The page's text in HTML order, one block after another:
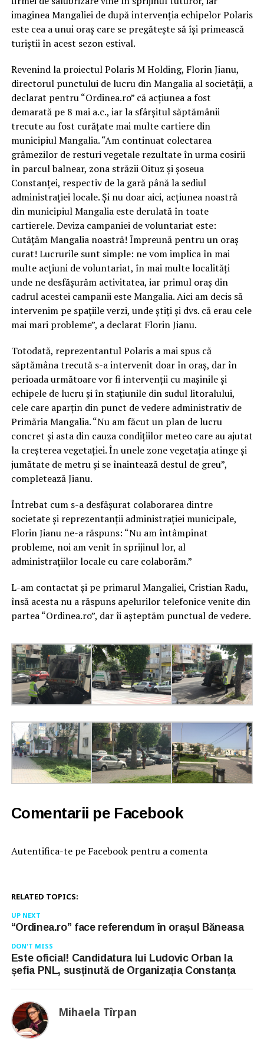
imaginea Mangaliei de după intervenția echipelor Polaris
este cea a unui oraş care se pregăteşte să îşi primească
turiştii în acest sezon estival.
Revenind la proiectul Polaris M Holding, Florin Jianu,
directorul punctului de lucru din Mangalia al societății, a
declarat pentru “Ordinea.ro” că acţiunea a fost
demarată pe 8 mai a.c., iar la sfârşitul săptămânii
trecute au fost curăţate mai multe cartiere din
municipiul Mangalia. “Am continuat colectarea
grămezilor de resturi vegetale rezultate în urma cosirii
în parcul balnear, zona străzii Oituz şi şoseua
Constanţei, respectiv de la gară până la sediul
administraţiei locale. Şi nu doar aici, acţiunea noastră
din municipiul Mangalia este derulată în toate
cartierele. Deviza campaniei de voluntariat este:
Cutăţăm Mangalia noastră! Împreună pentru un oraş
curat! Lucrurile sunt simple: ne vom implica în mai
multe acțiuni de voluntariat, în mai multe localități
unde ne desfăşurăm activitatea, iar primul oraş din
cadrul acestei campanii este Mangalia. Aici am decis să
intervenim pe spaţiile verzi, unde ştiţi şi dvs. că erau cele
mai mari probleme”, a declarat Florin Jianu.
Totodată, reprezentantul Polaris a mai spus că
săptămâna trecută s-a intervenit doar în oraș, dar în
perioada următoare vor fi intervenţii cu maşinile şi
echipele de lucru și în stațiunile din sudul litoralului,
cele care aparțin din punct de vedere administrativ de
Primăria Mangalia. “Nu am făcut un plan de lucru
concret şi asta din cauza condițiilor meteo care au ajutat
la creşterea vegetației. În unele zone vegetaţia atinge şi
jumătate de metru şi se înaintează destul de greu”,
completează Jianu.
Întrebat cum s-a desfășurat colaborarea dintre
societate și reprezentanții administrației municipale,
Florin Jianu ne-a răspuns: “Nu am întâmpinat
probleme, noi am venit în sprijinul lor, al
administrațiilor locale cu care colaborăm.”
L-am contactat şi pe primarul Mangaliei, Cristian Radu,
însă acesta nu a răspuns apelurilor telefonice venite din
partea “Ordinea.ro”, dar îi așteptăm punctual de vedere.
Comentarii pe Facebook
Autentifica-te pe Facebook pentru a comenta
RELATED TOPICS:
UP NEXT
“Ordinea.ro” face referendum în orașul Băneasa
DON'T MISS
Este oficial! Candidatura lui Ludovic Orban la
șefia PNL, susținută de Organizația Constanța
Mihaela Tîrpan